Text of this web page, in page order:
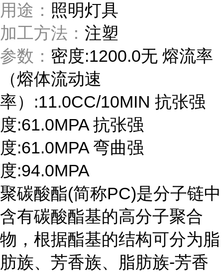
用途： 照明灯具
加工方法： 注塑
参数： 密度:1200.0无 熔流率
（熔体流动速
率）:11.0CC/10MIN 抗张强
度:61.0MPA 抗张强
度:61.0MPA 弯曲强
度:94.0MPA
聚碳酸酯(简称PC)是分子链中
含有碳酸酯基的高分子聚合
物，根据酯基的结构可分为脂
肪族、芳香族、脂肪族-芳香